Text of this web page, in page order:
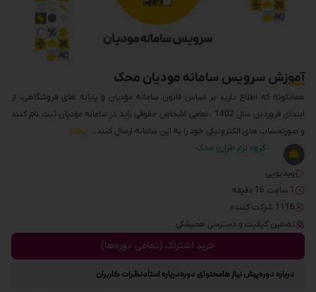
آموزش سرویس سامانه مودیان محک
همانگونه که اطلاع دارید بر اساس قانون سامانه مؤدیان و پایانه های فروشگاهی، از
ابتدای فروردین سال 1402 ، تمامی اشخاص حقوقی باید در سامانه مؤدیان ثبت نام کنند
و صورتحساب های الکترونیکی خود را به این سامانه ارسال کنند… بیشتر
گروه نرم افزاری محک
ویدیویی
1 ساعت 16 دقیقه
1116 شرکت کننده
تضمین کیفیت و دسترسی همیشگی
خرید اشتراک (تمامی دوره‌ها)
درباره دورهپیش نیاز هامحتوای دورهدرباره استادنظرات کاربران